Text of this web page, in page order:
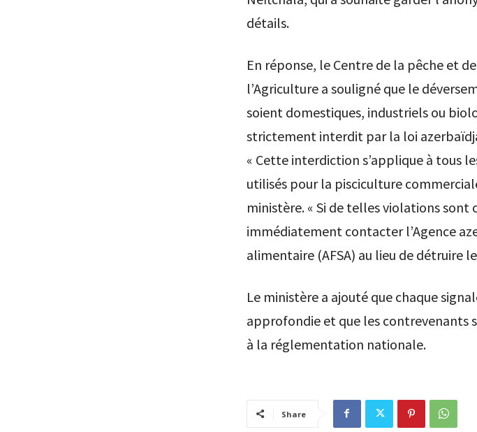
détails.
En réponse, le Centre de la pêche et
l’Agriculture a souligné que le
soient domestiques, industriels ou
strictement interdit par la loi
« Cette interdiction s’applique à tous
utilisés pour la pisciculture
ministère. « Si de telles violations
immédiatement contacter l’Agence
alimentaire (AFSA) au lieu de détruire
Le ministère a ajouté que chaque
approfondie et que les contrevenants
à la réglementation nationale.
Share